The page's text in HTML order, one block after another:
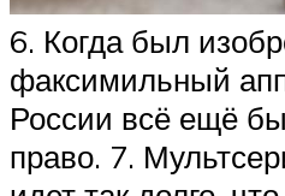
6. Когда был
факсимильный
России всё ещё
право. 7.